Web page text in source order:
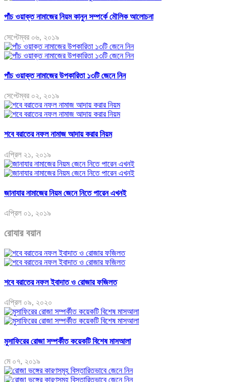
পাঁচ ওয়াক্ত নামাজের নিয়ম কানুন সম্পর্কে মৌলিক আলোচনা
সেপ্টেম্বর ০৬, ২০১৯
পাঁচ ওয়াক্ত নামাজের উপকারিতা ১৩টি জেনে নিন
সেপ্টেম্বর ০২, ২০১৯
শবে বরাতের নফল নামাজ আদায় করার নিয়ম
এপ্রিল ২১, ২০১৯
জানাযার নামাজের নিয়ম জেনে নিতে পারেন এখনই
এপ্রিল ০১, ২০১৯
রোযার বয়ান
শবে বরাতের নফল ইবাদাত ও রোজার ফজিলত
এপ্রিল ০৯, ২০২০
মুসাফিরের রোজা সম্পর্কীত কয়েকটি বিশেষ মাসআলা
মে ০৭, ২০১৯